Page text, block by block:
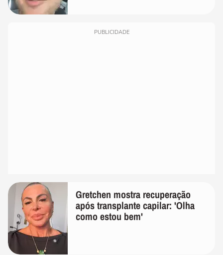
PUBLICIDADE
Gretchen mostra recuperação
após transplante capilar: 'Olha
como estou bem'